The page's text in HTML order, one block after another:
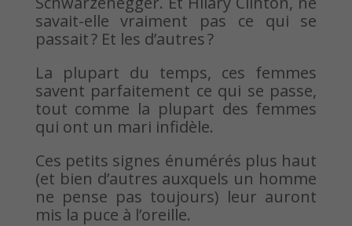
savait-elle vraiment pas ce qui se
passait ? Et les d’autres ?
La plupart du temps, ces femmes
savent parfaitement ce qui se passe,
tout comme la plupart des femmes
qui ont un mari infidèle.
Ces petits signes énumérés plus haut
(et bien d’autres auxquels un homme
ne pense pas toujours) leur auront
mis la puce à l’oreille.